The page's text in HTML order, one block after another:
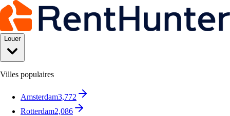
Louer
Villes populaires
Amsterdam3,772
Rotterdam2,086